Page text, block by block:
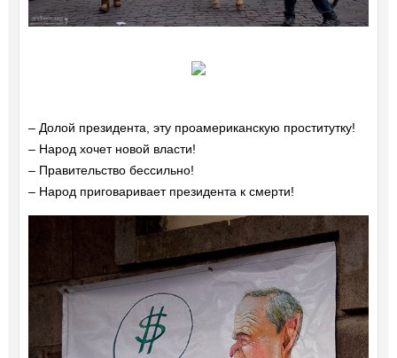
– Долой президента, эту проамериканскую проститутку!
– Народ хочет новой власти!
– Правительство бессильно!
– Народ приговаривает президента к смерти!